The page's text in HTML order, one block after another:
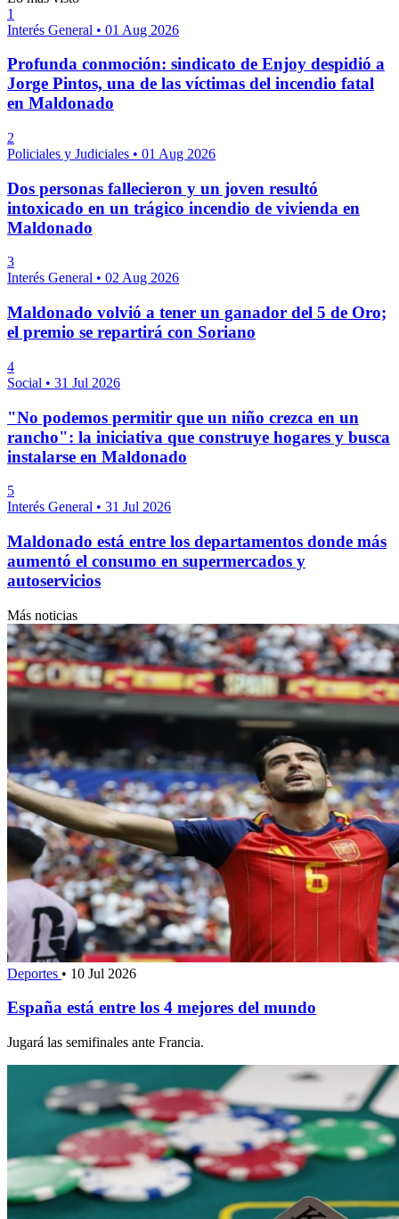
1
Interés General • 01 Aug 2026
Profunda conmoción: sindicato de Enjoy despidió a
Jorge Pintos, una de las víctimas del incendio fatal
en Maldonado
2
Policiales y Judiciales • 01 Aug 2026
Dos personas fallecieron y un joven resultó
intoxicado en un trágico incendio de vivienda en
Maldonado
3
Interés General • 02 Aug 2026
Maldonado volvió a tener un ganador del 5 de Oro;
el premio se repartirá con Soriano
4
Social • 31 Jul 2026
"No podemos permitir que un niño crezca en un
rancho": la iniciativa que construye hogares y busca
instalarse en Maldonado
5
Interés General • 31 Jul 2026
Maldonado está entre los departamentos donde más
aumentó el consumo en supermercados y
autoservicios
Más noticias
Deportes • 10 Jul 2026
España está entre los 4 mejores del mundo
Jugará las semifinales ante Francia.